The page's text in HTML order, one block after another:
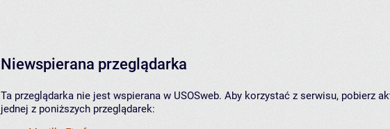
Niewspierana przeglądarka
Ta przeglądarka nie jest wspierana w USOSweb. Aby korzystać z serwisu, pobierz
jednej z poniższych przeglądarek: